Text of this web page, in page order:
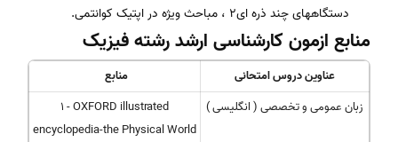
دستگاههای چند ذره ای2 ، مباحث ویژه در اپتیک کوانتمی.
منابع ازمون کارشناسی ارشد رشته فیزیک
عناوین دروس امتحانی
منابع
زبان عمومی و تخصصی ( انگلیسی )
1 - OXFORD illustrated
encyclopedia-the Physical World